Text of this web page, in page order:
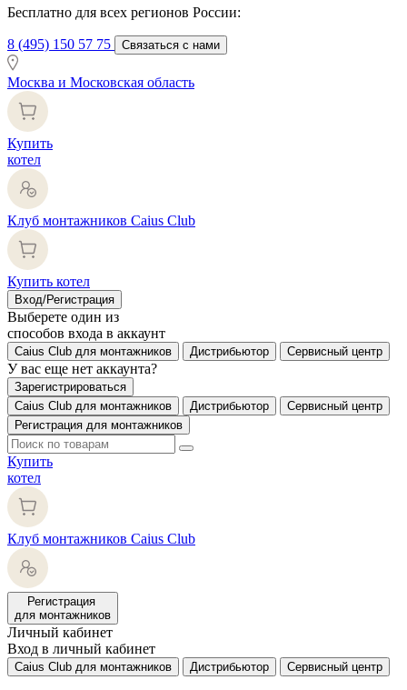
Бесплатно для всех регионов России:
8 (495) 150 57 75 Связаться с нами
Москва и Московская область
Купить
котел
Клуб монтажников Caius Club
Купить котел
Вход/Регистрация
Выберете один из
способов входа в аккаунт
Caius Club для монтажников Дистрибьютор Сервисный центр
У вас еще нет аккаунта?
Зарегистрироваться
Caius Club для монтажников
Дистрибьютор
Сервисный центр
Регистрация для монтажников
Купить
котел
Клуб монтажников Caius Club
Регистрация
для монтажников
Личный кабинет
Вход в личный кабинет
Caius Club для монтажников Дистрибьютор Сервисный центр